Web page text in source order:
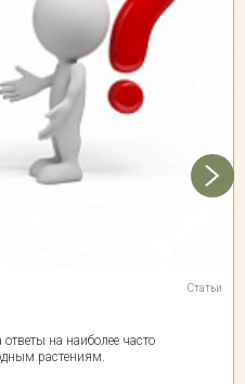
Статьи
на наиболее часто
растениям.